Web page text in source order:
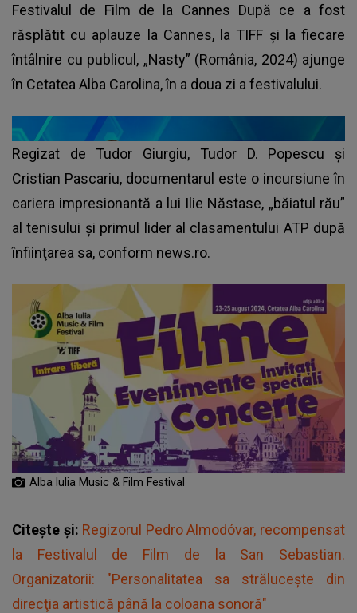
Festivalul de Film de la Cannes După ce a fost
răsplătit cu aplauze la Cannes, la TIFF şi la fiecare
întâlnire cu publicul, „Nasty” (România, 2024) ajunge
în Cetatea Alba Carolina, în a doua zi a festivalului.
Regizat de Tudor Giurgiu, Tudor D. Popescu şi
Cristian Pascariu, documentarul este o incursiune în
cariera impresionantă a lui Ilie Năstase, „băiatul rău”
al tenisului şi primul lider al clasamentului ATP după
înfiinţarea sa, conform news.ro.
Alba Iulia Music & Film Festival
Citește și: Regizorul Pedro Almodóvar, recompensat
la Festivalul de Film de la San Sebastian.
Organizatorii: "Personalitatea sa străluceşte din
direcţia artistică până la coloana sonoră"